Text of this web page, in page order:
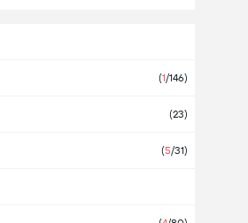
(1/146)
(23)
(5/31)